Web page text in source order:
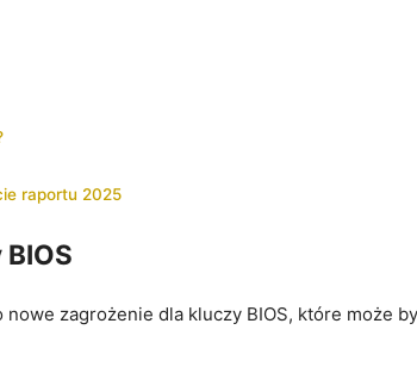
raportu ⁤2025
zagrożenie⁢ dla kluczy ​BIOS, które może